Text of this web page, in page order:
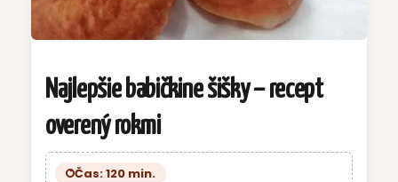
Najlepšie babičkine šišky – recept
overený rokmi
Čas: 120 min.